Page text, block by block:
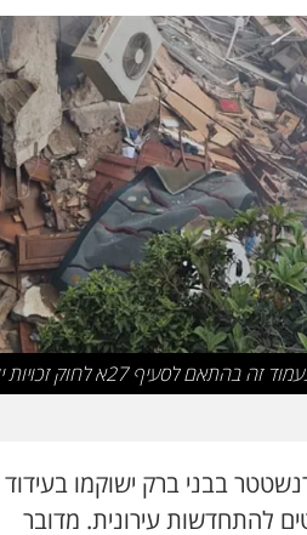
בהתאם לסעיף 27א לחוק זכויות יוצרים
בבני ברק ישוקמו בעידוד
להתחדשות עירונית. מדובר